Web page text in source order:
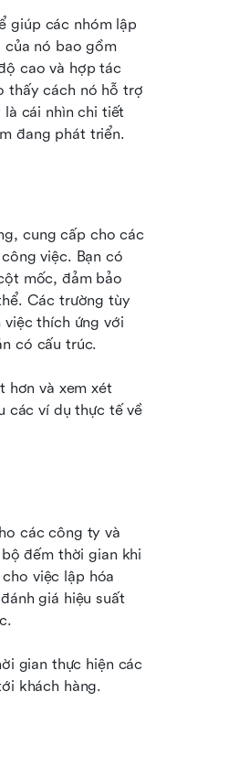
giúp các nhóm lập
của nó bao gồm
cao và hợp tác
thấy cách nó hỗ trợ
là cái nhìn chi tiết
đang phát triển.
cung cấp cho các
việc. Bạn có
mốc, đảm bảo
Các trường tùy
việc thích ứng với
có cấu trúc.
hơn và xem xét
các ví dụ thực tế về
các công ty và
đếm thời gian khi
việc lập hóa
giá hiệu suất
gian thực hiện các
khách hàng.